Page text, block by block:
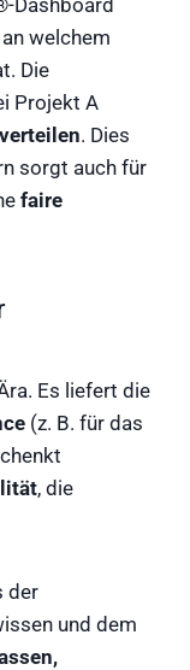
welchem
Die
Projekt A
. Dies
sorgt auch für
faire
Es liefert die
(z. B. für das
, die
der
und dem